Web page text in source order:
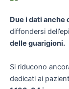
Due i dati
diffondersi
delle guarigioni.
Si riducono
dedicati ai